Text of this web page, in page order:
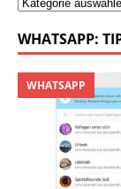
WHATSAPP:
WHATSAPP